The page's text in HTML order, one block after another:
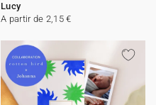
Lucy
A partir de 2,15 €